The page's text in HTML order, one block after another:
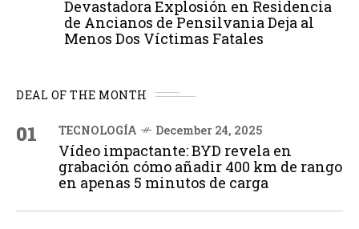
Devastadora Explosión en Residencia
de Ancianos de Pensilvania Deja al
Menos Dos Víctimas Fatales
DEAL OF THE MONTH
01 TECNOLOGÍA December 24, 2025
Vídeo impactante: BYD revela en
grabación cómo añadir 400 km de rango
en apenas 5 minutos de carga